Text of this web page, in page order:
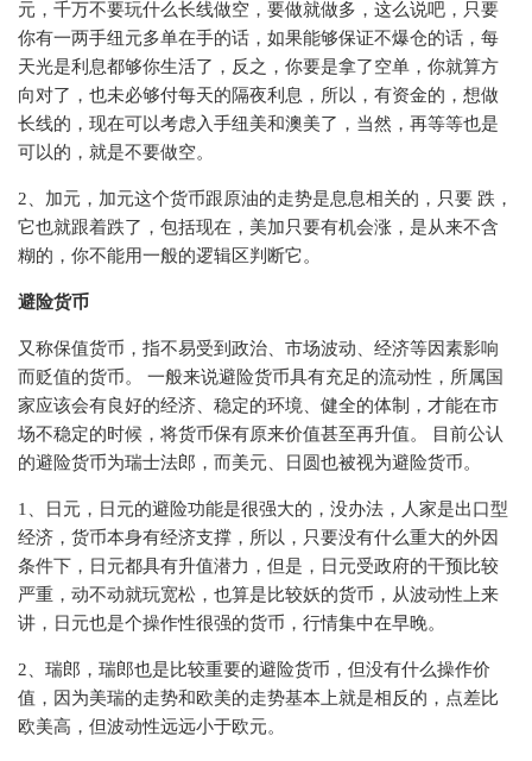
元，千万不要玩什么长线做空，要做就做多，这么说吧，只要
你有一两手纽元多单在手的话，如果能够保证不爆仓的话，每
天光是利息都够你生活了，反之，你要是拿了空单，你就算方
向对了，也未必够付每天的隔夜利息，所以，有资金的，想做
长线的，现在可以考虑入手纽美和澳美了，当然，再等等也是
可以的，就是不要做空。
2、加元，加元这个货币跟原油的走势是息息相关的，只要 跌，
它也就跟着跌了，包括现在，美加只要有机会涨，是从来不含
糊的，你不能用一般的逻辑区判断它。
避险货币
⼜称保值货币，指不易受到政治、市场波动、经济等因素影响
⽽贬值的货币。 ⼀般来说避险货币具有充⾜的流动性，所属国
家应该会有良好的经济、稳定的环境、健全的体制，才能在市
场不稳定的时候，将货币保有原来价值甚⾄再升值。 ⽬前公认
的避险货币为瑞⼠法郎，⽽美元、⽇圆也被视为避险货币。
1、日元，日元的避险功能是很强大的，没办法，人家是出口型
经济，货币本身有经济支撑，所以，只要没有什么重大的外因
条件下，日元都具有升值潜力，但是，日元受政府的干预比较
严重，动不动就玩宽松，也算是比较妖的货币，从波动性上来
讲，日元也是个操作性很强的货币，行情集中在早晚。
2、瑞郎，瑞郎也是比较重要的避险货币，但没有什么操作价
值，因为美瑞的走势和欧美的走势基本上就是相反的，点差比
欧美高，但波动性远远小于欧元。